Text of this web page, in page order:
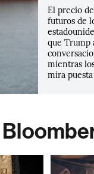
El precio
futuros de
que Trump
mientras
mira